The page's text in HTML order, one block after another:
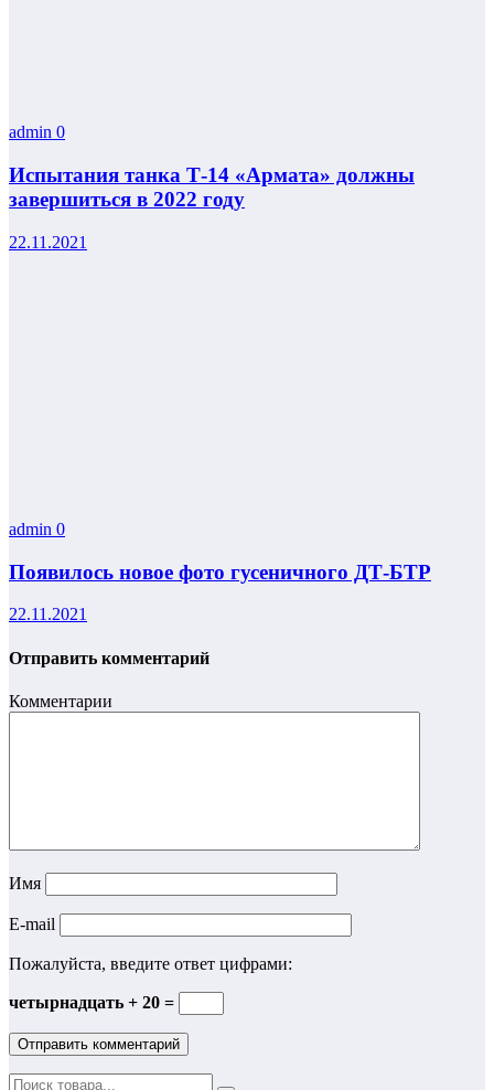
admin 0
Испытания танка Т-14 «Армата» должны
завершиться в 2022 году
22.11.2021
admin 0
Появилось новое фото гусеничного ДТ-БТР
22.11.2021
Отправить комментарий
Комментарии
Имя
E-mail
Пожалуйста, введите ответ цифрами:
четырнадцать + 20 =